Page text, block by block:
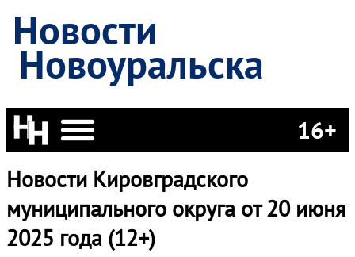
Новости
Новоуральска
16+
Новости Кировградского
муниципального округа от 20 июня
2025 года (12+)